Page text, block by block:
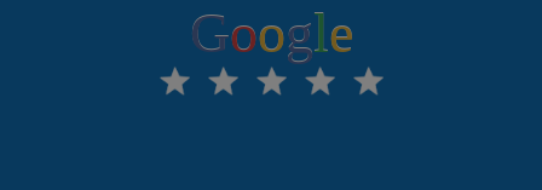
Google